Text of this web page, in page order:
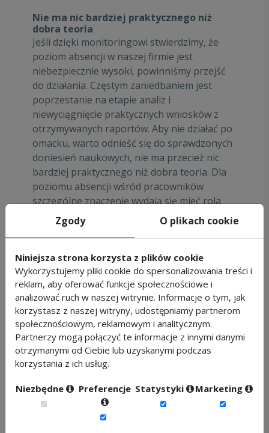
Nie ma nic bardziej praktycznego niż
dobra teoria
Jeśli dzięki monitoringowi stwierdzimy, że
poziom absencji w naszej firmie jest
niebezpiecznie wysoki, powinniśmy przejść
do działania. Częstym zaniedbaniem jest
poprzestanie na etapie analiz i
niewyciągnięcie praktycznych wniosków z
otrzymywanych raportów. Aby nie działać po
omacku, warto odnieść się do sprawdzonych
doniesień naukowych, nie ma przecież nic
bardziej praktycznego niż dobra teoria. Dla
poziomu absencji wśród pracowników
szczególne znaczenie wydają się mieć rola
lidera oraz wymagania i zasoby jakie stawia i
jednocześnie daje praca.
Rola lidera a absencja
W sytuacji nadmiernej absencji warto bliżej
przyjrzeć się pracy menedżerów. Okazuje się,
że to jak oceniają ich pracownicy może mieć
kluczowe znaczenie dla kształtowania się
poziomu absencji. Jak pokazują badania
(Tan, Hart 2011) osoba menedżera to jeden z
kluczowych czynników oddziałujących na to,
jak pracownicy postrzegają warunki swojej
pracy. Posiadanie w firmie nisko ocenianych
menedżerów sprzyja tworzeniu wśród
pracowników przekonania o trudnych
Zgody O plikach cookie
Niniejsza strona korzysta z plików cookie
Wykorzystujemy pliki cookie do spersonalizowania treści i
reklam, aby oferować funkcje społecznościowe i
analizować ruch w naszej witrynie. Informacje o tym, jak
korzystasz z naszej witryny, udostępniamy partnerom
społecznościowym, reklamowym i analitycznym.
Partnerzy mogą połączyć te informacje z innymi danymi
otrzymanymi od Ciebie lub uzyskanymi podczas
korzystania z ich usług.
Niezbędne Preferencje Statystyki Marketing